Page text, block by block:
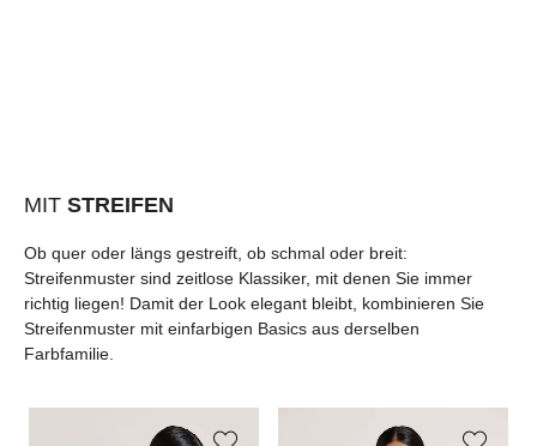
MIT STREIFEN
Ob quer oder längs gestreift, ob schmal oder breit:
Streifenmuster sind zeitlose Klassiker, mit denen Sie immer
richtig liegen! Damit der Look elegant bleibt, kombinieren Sie
Streifenmuster mit einfarbigen Basics aus derselben
Farbfamilie.